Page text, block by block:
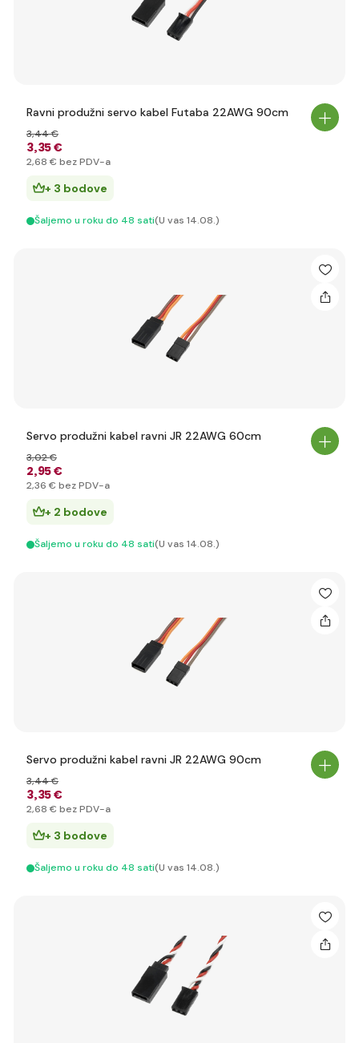
Ravni produžni servo kabel Futaba 22AWG 90cm
3,35 €
3,44 €
2,68 € bez PDV-a
+ 3 bodove
Šaljemo u roku do 48 sati(U vas 14.08.)
Servo produžni kabel ravni JR 22AWG 60cm
2,95 €
3,02 €
2,36 € bez PDV-a
+ 2 bodove
Šaljemo u roku do 48 sati(U vas 14.08.)
Servo produžni kabel ravni JR 22AWG 90cm
3,35 €
3,44 €
2,68 € bez PDV-a
+ 3 bodove
Šaljemo u roku do 48 sati(U vas 14.08.)